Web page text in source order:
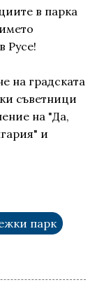
в парка
Русе!
на градската
съветници
на "Да,
и
парк